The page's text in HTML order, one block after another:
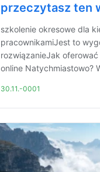
przeczytasz ten
szkolenie okresowe dla
pracownikamiJest to
rozwiązanieJak
online Natychmiastowo?
30.11.-0001